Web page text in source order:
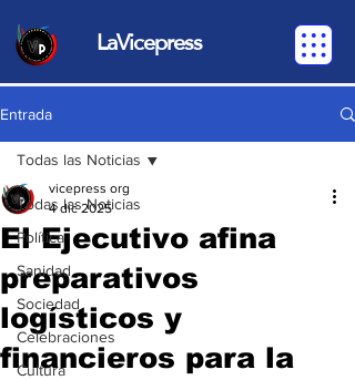
LaVicepress
Entrada
Todas las Noticias
Política
Sanidad
Sociedad
Celebraciones
Cultura
Todas las Noticias
El Ejecutivo afina
preparativos
logísticos y
financieros para la
vicepress org
4 dic 2025